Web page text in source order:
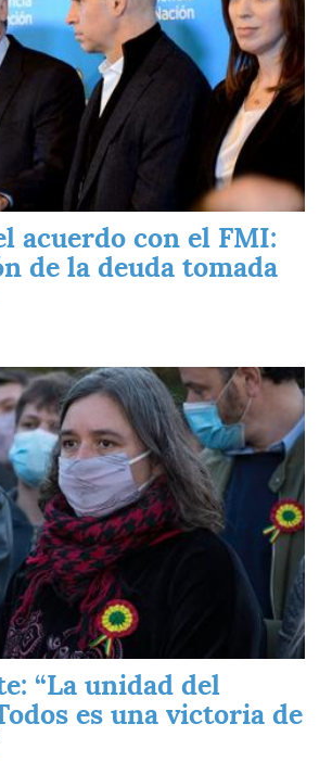
acuerdo con el FMI:
de la deuda tomada
“La unidad del
es una victoria de